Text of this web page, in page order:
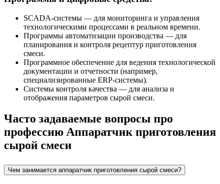
SCADA-системы — для мониторинга и управления
технологическими процессами в реальном времени.
Программы автоматизации производства — для
планирования и контроля рецептур приготовления
смеси.
Программное обеспечение для ведения технологической
документации и отчетности (например,
специализированные ERP-системы).
Системы контроля качества — для анализа и
отображения параметров сырой смеси.
Часто задаваемые вопросы про
профессию Аппаратчик приготовления
сырой смеси
Чем занимается аппаратчик приготовления сырой смеси?